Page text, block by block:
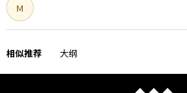
M
相似推荐 大纲